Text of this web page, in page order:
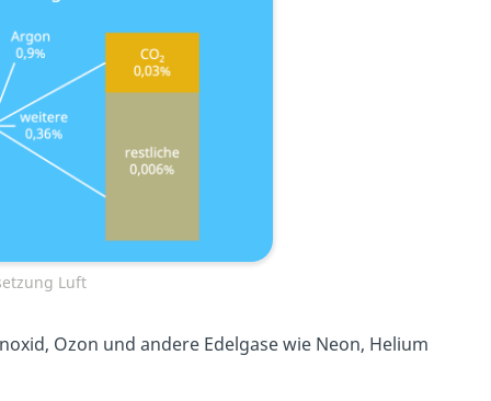
Luft
Ozon und andere Edelgase wie Neon, Helium